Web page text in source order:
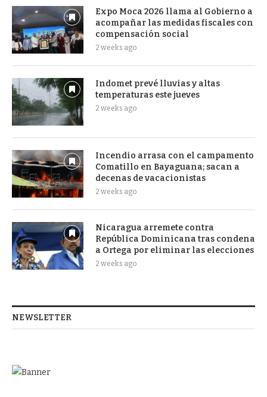
Expo Moca 2026 llama al Gobierno a
acompañar las medidas fiscales con
compensación social
2 weeks ago
Indomet prevé lluvias y altas
temperaturas este jueves
2 weeks ago
Incendio arrasa con el campamento
Comatillo en Bayaguana; sacan a
decenas de vacacionistas
2 weeks ago
Nicaragua arremete contra
República Dominicana tras condena
a Ortega por eliminar las elecciones
2 weeks ago
NEWSLETTER